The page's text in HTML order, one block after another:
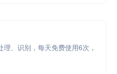
理、识别，每天免费使用6次，